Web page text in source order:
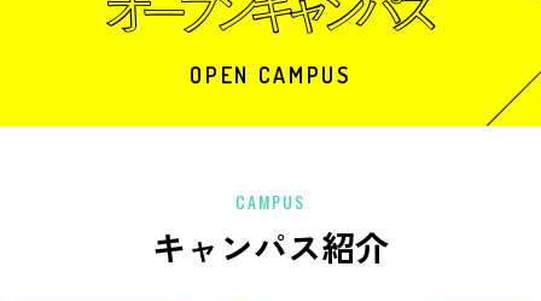
OPEN CAMPUS
CAMPUS
キャンパス紹介